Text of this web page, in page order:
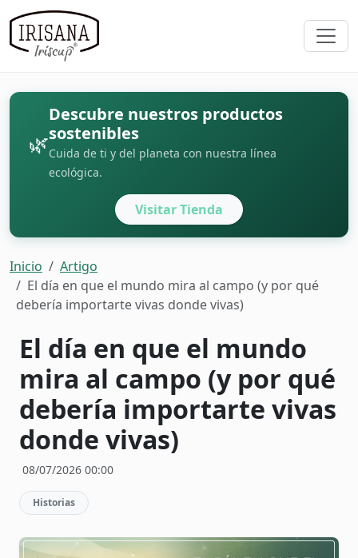
🌿
Descubre nuestros productos
sostenibles
Cuida de ti y del planeta con nuestra línea
ecológica.
Visitar Tienda
Inicio
Artigo
El día en que el mundo mira al campo (y por qué
debería importarte vivas donde vivas)
El día en que el mundo
mira al campo (y por qué
debería importarte vivas
donde vivas)
08/07/2026 00:00
Historias